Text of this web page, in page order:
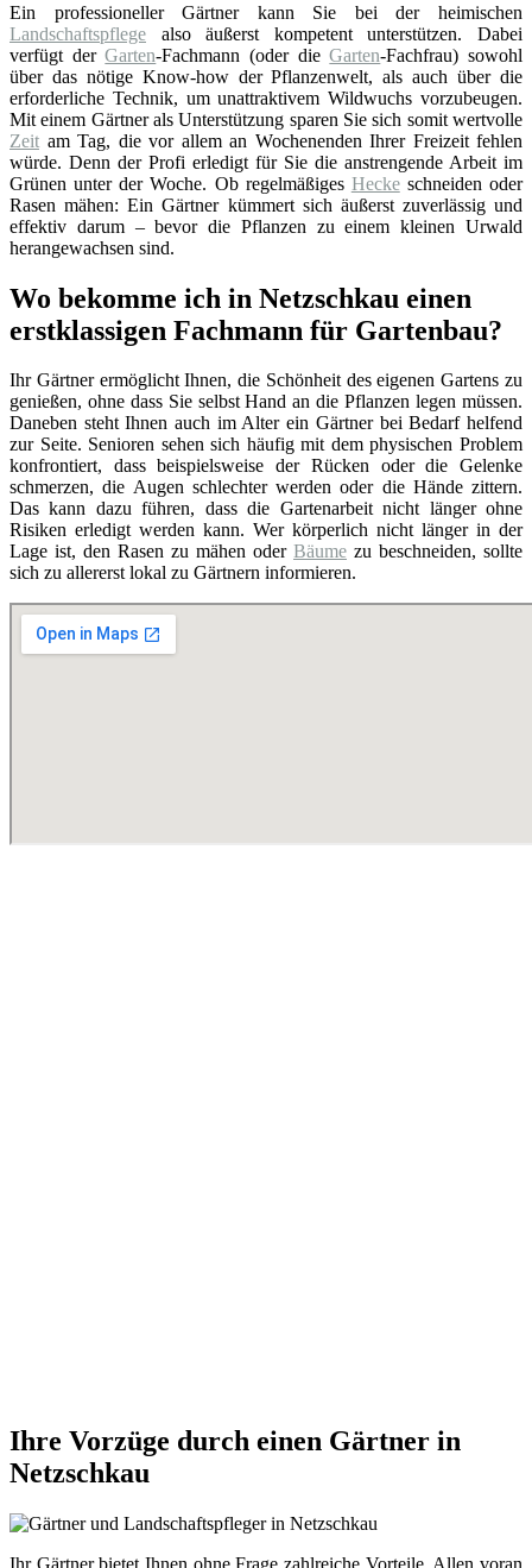
Ein professioneller Gärtner kann Sie bei der heimischen
Landschaftspflege also äußerst kompetent unterstützen. Dabei
verfügt derGarten-Fachmann (oder dieGarten-Fachfrau) sowohl
über das nötige Know-how der Pflanzenwelt, als auch über die
erforderliche Technik, um unattraktivem Wildwuchs vorzubeugen.
Mit einem Gärtner als Unterstützung sparen Sie sich somit wertvolle
Zeit am Tag, die vor allem an Wochenenden Ihrer Freizeit fehlen
würde. Denn der Profi erledigt für Sie die anstrengende Arbeit im
Grünen unter der Woche. Ob regelmäßiges Heckeschneiden oder
Rasen mähen: Ein Gärtner kümmert sich äußerst zuverlässig und
effektiv darum – bevor die Pflanzen zu einem kleinen Urwald
herangewachsen sind.
Wo bekomme ich in Netzschkau einen
erstklassigen Fachmann für Gartenbau?
Ihr Gärtner ermöglicht Ihnen, die Schönheit des eigenen Gartens zu
genießen, ohne dass Sie selbst Hand an die Pflanzen legen müssen.
Daneben steht Ihnen auch im Alter ein Gärtner bei Bedarf helfend
zur Seite. Senioren sehen sich häufig mit dem physischen Problem
konfrontiert, dass beispielsweise der Rücken oder die Gelenke
schmerzen, die Augen schlechter werden oder die Hände zittern.
Das kann dazu führen, dass die Gartenarbeit nicht länger ohne
Risiken erledigt werden kann. Wer körperlich nicht länger in der
Lage ist, den Rasen zu mähen oder Bäume zu beschneiden, sollte
sich zu allererst lokal zu Gärtnern informieren.
Ihre Vorzüge durch einen Gärtner in
Netzschkau